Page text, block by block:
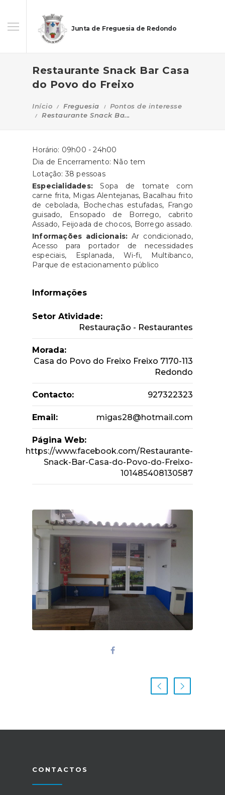
Junta de Freguesia de Redondo
Restaurante Snack Bar Casa
do Povo do Freixo
Início Freguesia
Pontos de interesse
Restaurante Snack Ba...
Horário: 09h00 - 24h00
Dia de Encerramento: Não tem
Lotação: 38 pessoas
Especialidades: Sopa de tomate com
carne frita, Migas Alentejanas, Bacalhau frito
de cebolada, Bochechas estufadas, Frango
guisado, Ensopado de Borrego, cabrito
Assado, Feijoada de chocos, Borrego assado.
Informações adicionais: Ar condicionado,
Acesso para portador de necessidades
especiais, Esplanada, Wi-fi, Multibanco,
Parque de estacionamento público
Informações
Setor Atividade:
Restauração - Restaurantes
Morada:
Casa do Povo do Freixo Freixo 7170-113
Redondo
Contacto: 927322323
Email: migas28@hotmail.com
Página Web:
https://www.facebook.com/Restaurante-
Snack-Bar-Casa-do-Povo-do-Freixo-
101485408130587
CONTACTOS